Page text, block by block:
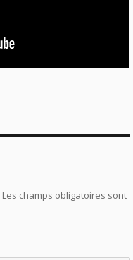
Les champs obligatoires sont